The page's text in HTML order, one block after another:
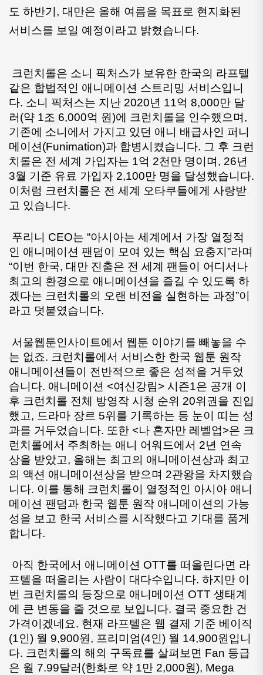
도 하반기, 대만은 올해 여름을 목표로 현지화된
서비스를 보일 예정이라고 밝혔습니다.
같은 합법적인 애니메이션 스트리밍 서비스입니
다. 소니 픽처스는 지난 2020년 11억 8,000만 달
러(약 1조 6,000억 원)에 크런치롤을 인수했으며,
기존에 소니에서 가지고 있던 애니 배급사인 퍼니
메이션(Funimation)과 합병시켰습니다. 그 후 크런
치롤은 전 세계 가입자는 1억 2천만 명이며, 26년
3월 기준 유료 가입자 2,100만 명을 달성했습니다.
이처럼 크런치롤은 전 세계 오타쿠들에게 사랑받
고 있습니다.
인 애니메이션 팬덤이 모여 있는 핵심 요충지”라며
“이번 한국, 대만 진출은 전 세계 팬들이 어디서나
최고의 환경으로 애니메이션을 즐길 수 있도록 하
겠다는 크런치롤의 오랜 비전을 실현하는 과정”이
라고 덧붙였습니다.
는 없죠. 크런치롤에서 서비스한 한국 웹툰 원작
애니메이션들이 전반적으로 좋은 성적을 거두었
습니다. 애니메이션 <여신강림> 시즌1은 공개 이
후 크런치롤 전체 방영작 시청 순위 20위권을 진입
했고, 드라마 장르 5위를 기록하는 등 눈이 띠는 성
과를 거두었습니다. 또한 <나 혼자만 레벨업>은 크
런치롤에서 주최하는 애니 어워드에서 2년 연속
상을 받았고, 올해는 최고의 애니메이션상과 최고
의 액션 애니메이션상을 받으며 2관왕을 차지했습
니다. 이를 통해 크런치롤이 열정적인 아시아 애니
메이션 팬덤과 한국 웹툰 원작 애니메이션의 가능
성을 보고 한국 서비스를 시작했다고 기대를 품게
합니다.
프텔을 떠올리는 사람이 대다수입니다. 하지만 이
번 크런치롤의 등장으로 애니메이션 OTT 생태계
에 큰 변동을 줄 것으로 보입니다. 결국 중요한 건
가격이겠네요. 현재 라프텔은 웹 결제 기준 베이직
(1인) 월 9,900원, 프리미엄(4인) 월 14,900원입니
다. 크런치롤의 해외 구독료를 살펴보면 Fan 등급
은 월 7.99달러(한화로 약 1만 2,000원), Mega